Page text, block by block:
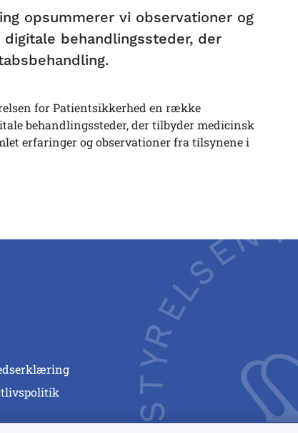
opsummerer vi observationer og
behandlingssteder, der
for Patientsikkerhed en række
behandlingssteder, der tilbyder medicinsk
erfaringer og observationer fra tilsynene i